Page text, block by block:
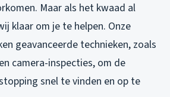
Maar als het kwaad al
klaar om je te helpen. Onze
geavanceerde technieken, zoals
camera-inspecties, om de
snel te vinden en op te